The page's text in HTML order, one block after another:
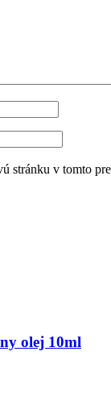
stránku v tomto
olej 10ml